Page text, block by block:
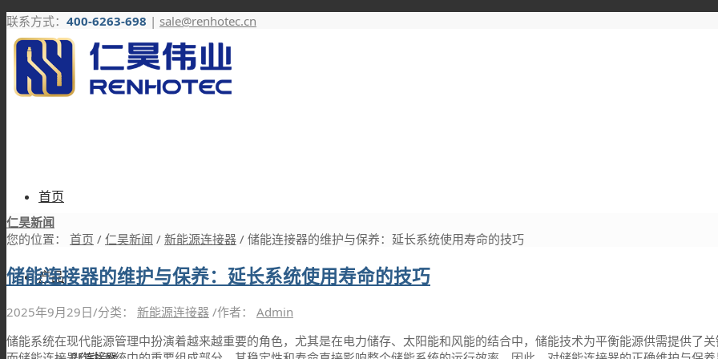
联系方式： 400-6263-698 | sale@renhotec.cn
首页
产品
仁昊新闻
您的位置：
首页 / 仁昊新闻 / 新能源连接器 / 储能连接器的维护与保养：延长系统使用寿命的技巧
储能连接器的维护与保养：延长系统使用寿命的技巧
2025年9月29日/分类： 新能源连接器 /作者： Admin
储能系统在现代能源管理中扮演着越来越重要的角色，尤其是在电力储存、太阳能和风能的结合中，储能技术为平衡能源供需提供了关